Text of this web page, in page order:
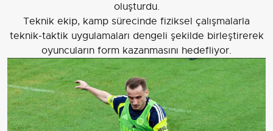
oluşturdu.
Teknik ekip, kamp sürecinde fiziksel çalışmalarla
teknik-taktik uygulamaları dengeli şekilde birleştirerek
oyuncuların form kazanmasını hedefliyor.